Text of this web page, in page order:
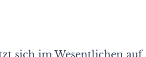
sich im Wesentlichen auf